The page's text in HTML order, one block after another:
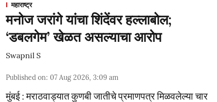
महाराष्ट्र
मनोज जरांगे यांचा शिंदेंवर हल्लाबोल;
‘डबलगेम’ खेळत असल्याचा आरोप
Swapnil S
Published on: 07 Aug 2026, 3:09 am
मुंबई : मराठवाड्यात कुणबी जातीचे प्रमाणपत्र मिळवलेल्या चार